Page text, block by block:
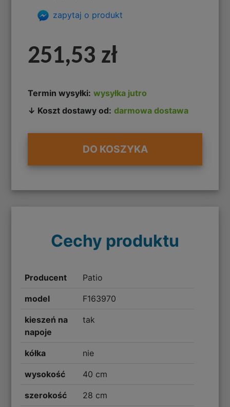
zapytaj o produkt
251,53 zł
Termin wysyłki: wysyłka jutro
↓ Koszt dostawy od: darmowa dostawa
DO KOSZYKA
Cechy produktu
Producent Patio
model F163970
kieszeń na
napoje
tak
kółka nie
wysokość 40 cm
szerokość 28 cm